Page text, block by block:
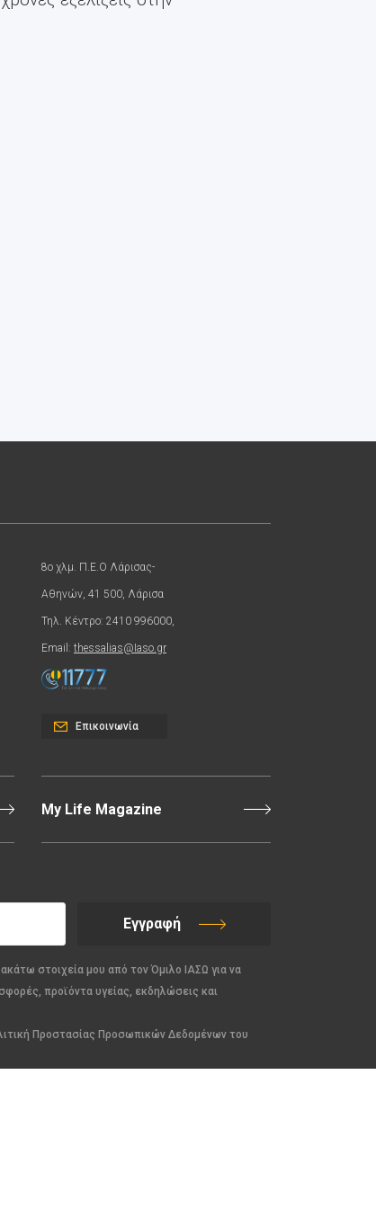
8ο χλμ. Π.Ε.Ο Λάρισας-
Αθηνών, 41 500, Λάρισα
Τηλ. Κέντρο: 2410 996000,
Email: thessalias@Iaso.gr
Επικοινωνία
My Life Magazine
Εγγραφή
στοιχεία μου από τον Όμιλο ΙΑΣΩ για να
προϊόντα υγείας, εκδηλώσεις και
Προστασίας Προσωπικών Δεδομένων του